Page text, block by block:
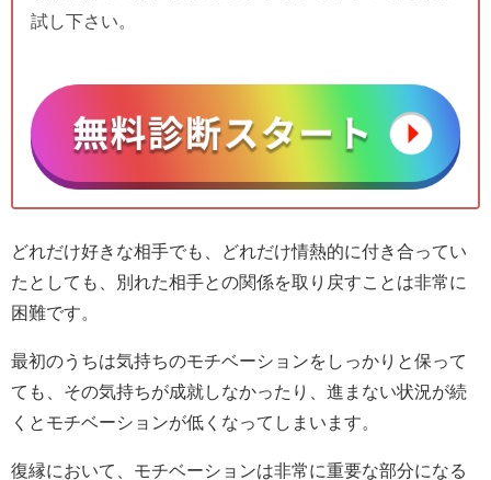
試し下さい。
どれだけ好きな相手でも、どれだけ情熱的に付き合ってい
たとしても、別れた相手との関係を取り戻すことは非常に
困難です。
最初のうちは気持ちのモチベーションをしっかりと保って
ても、その気持ちが成就しなかったり、進まない状況が続
くとモチベーションが低くなってしまいます。
復縁において、モチベーションは非常に重要な部分になる